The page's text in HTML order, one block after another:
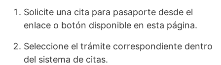
Solicite una cita para pasaporte desde el
enlace o botón disponible en esta página.
Seleccione el trámite correspondiente dentro
del sistema de citas.